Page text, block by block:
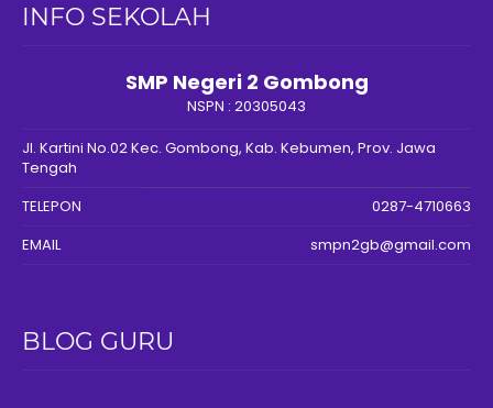
INFO SEKOLAH
SMP Negeri 2 Gombong
NSPN : 20305043
Jl. Kartini No.02 Kec. Gombong, Kab. Kebumen, Prov. Jawa
Tengah
TELEPON
0287-4710663
EMAIL
smpn2gb@gmail.com
BLOG GURU